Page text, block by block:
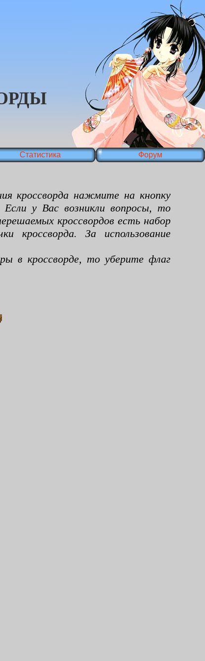
Статистика Форум
кроссворда нажмите на кнопку
у Вас возникли вопросы, то
кроссвордов есть набор
За использование
в кроссворде, то уберите флаг